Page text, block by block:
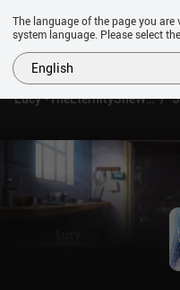
Lucy -
The language of the page you
system language. Please select
English